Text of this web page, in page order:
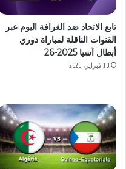
تابع الاتحاد ضد الغرافة اليوم عبر
القنوات الناقلة لمباراة دوري
أبطال آسيا 2025-26
10 فبراير، 2026